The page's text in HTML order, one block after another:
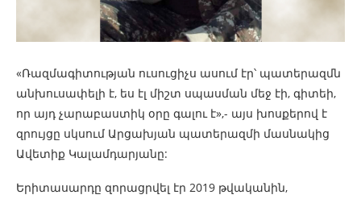
«Ռազմագիտության ուսուցիչս ասում էր՝ պատերազմն
անխուսափելի է, ես էլ միշտ սպասման մեջ էի, գիտեի,
որ այդ չարաբաստիկ օրը գալու է»,- այս խոսքերով է
զրույցը սկսում Արցախյան պատերազմի մասնակից
Ավետիք Կալամդարյանը:
Երիտասարդը զորացրվել էր 2019 թվականին,